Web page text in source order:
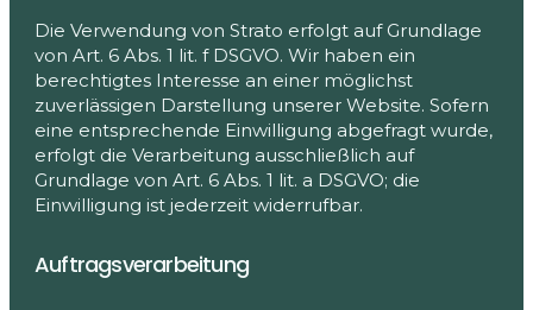
Die Verwendung von Strato erfolgt auf Grundlage
von Art. 6 Abs. 1 lit. f DSGVO. Wir haben ein
berechtigtes Interesse an einer möglichst
zuverlässigen Darstellung unserer Website. Sofern
eine entsprechende Einwilligung abgefragt wurde,
erfolgt die Verarbeitung ausschließlich auf
Grundlage von Art. 6 Abs. 1 lit. a DSGVO; die
Einwilligung ist jederzeit widerrufbar.
Auftragsverarbeitung